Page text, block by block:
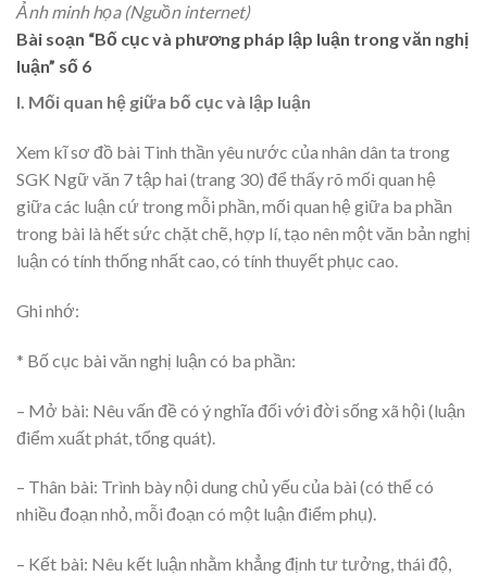
Ảnh minh họa (Nguồn internet)
Bài soạn “Bố cục và phương pháp lập luận trong văn nghị
luận” số 6
I. Mối quan hệ giữa bố cục và lập luận
Xem kĩ sơ đồ bài Tinh thần yêu nước của nhân dân ta trong
SGK Ngữ văn 7 tập hai (trang 30) để thấy rõ mối quan hệ
giữa các luận cứ trong mỗi phần, mối quan hệ giữa ba phần
trong bài là hết sức chặt chẽ, hợp lí, tạo nên một văn bản nghị
luận có tính thống nhất cao, có tính thuyết phục cao.
Ghi nhớ:
* Bố cục bài văn nghị luận có ba phần:
– Mở bài: Nêu vấn đề có ý nghĩa đối với đời sống xã hội (luận
điểm xuất phát, tổng quát).
– Thân bài: Trình bày nội dung chủ yếu của bài (có thể có
nhiều đoạn nhỏ, mỗi đoạn có một luận điểm phụ).
– Kết bài: Nêu kết luận nhằm khẳng định tư tưởng, thái độ,